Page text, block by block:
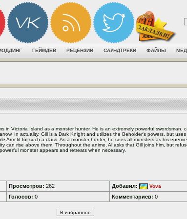
ГЕЙМДЕВ РЕЦЕНЗИИ САУНДТРЕКИ ФАЙЛЫ
in Victoria Island as a monster hunter. He is an extremely powerful swordsman,
In actuality, Gill is a Dark Knight and utilizes the Beholder's powers, but
Arm fit for such a class. As a monster hunter, he sees all monsters as his
can rise above them. Throughout the anime, Al asks that Gill joins him, but
monster appears and retreats when necessary.
Просмотров: 262 Добавил: Vova
Голосов: 0 Комментариев: 0